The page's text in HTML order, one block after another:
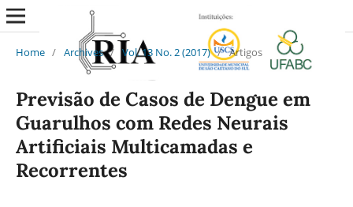
Home / Archives / Vol. 13 No. 2 (2017) / Artigos
Previsão de Casos de Dengue em
Guarulhos com Redes Neurais
Artificiais Multicamadas e
Recorrentes